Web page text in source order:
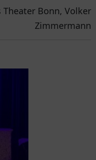
Theater Bonn, Volker
Zimmermann